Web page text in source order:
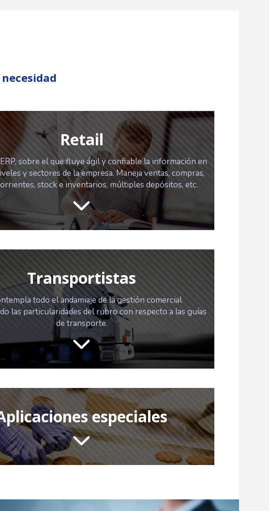
Retail
sobre el que fluye ágil y confiable la información en
y sectores de la empresa. Maneja ventas, compras,
stock e inventarios, múltiples depósitos, etc.
Transportistas
todo el andamiaje de la gestión comercial
las particularidades del rubro con respecto a las guías
de transporte.
especiales